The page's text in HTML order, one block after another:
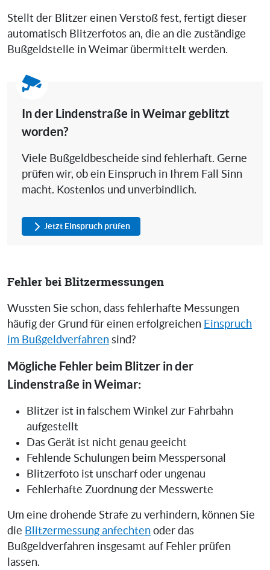
Stellt der Blitzer einen Verstoß fest, fertigt dieser
automatisch Blitzerfotos an, die an die zuständige
Bußgeldstelle in Weimar übermittelt werden.
In der Lindenstraße in Weimar geblitzt
worden?
Viele Bußgeldbescheide sind fehlerhaft. Gerne
prüfen wir, ob ein Einspruch in Ihrem Fall Sinn
macht. Kostenlos und unverbindlich.
Jetzt Einspruch prüfen
Fehler bei Blitzermessungen
Wussten Sie schon, dass fehlerhafte Messungen
häufig der Grund für einen erfolgreichen Einspruch
im Bußgeldverfahren sind?
Mögliche Fehler beim Blitzer in der
Lindenstraße in Weimar:
Blitzer ist in falschem Winkel zur Fahrbahn
aufgestellt
Das Gerät ist nicht genau geeicht
Fehlende Schulungen beim Messpersonal
Blitzerfoto ist unscharf oder ungenau
Fehlerhafte Zuordnung der Messwerte
Um eine drohende Strafe zu verhindern, können Sie
die Blitzermessung anfechten oder das
Bußgeldverfahren insgesamt auf Fehler prüfen
lassen.